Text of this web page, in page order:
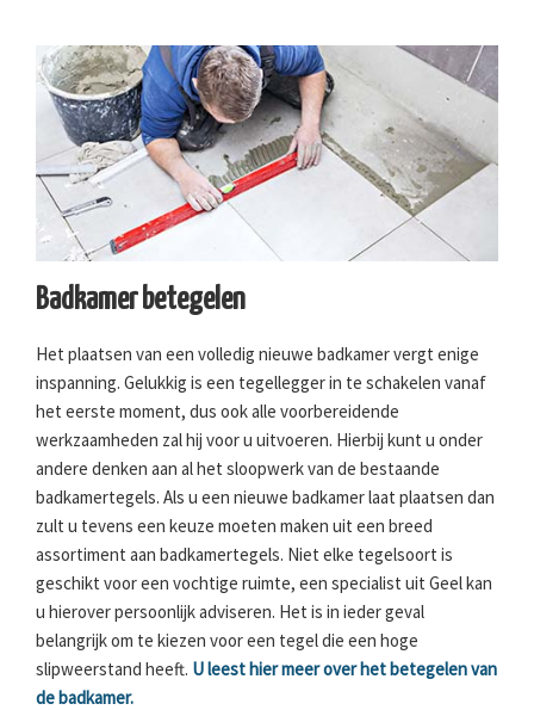
Badkamer betegelen
Het plaatsen van een volledig nieuwe badkamer vergt enige
inspanning. Gelukkig is een tegellegger in te schakelen vanaf
het eerste moment, dus ook alle voorbereidende
werkzaamheden zal hij voor u uitvoeren. Hierbij kunt u onder
andere denken aan al het sloopwerk van de bestaande
badkamertegels. Als u een nieuwe badkamer laat plaatsen dan
zult u tevens een keuze moeten maken uit een breed
assortiment aan badkamertegels. Niet elke tegelsoort is
geschikt voor een vochtige ruimte, een specialist uit Geel kan
u hierover persoonlijk adviseren. Het is in ieder geval
belangrijk om te kiezen voor een tegel die een hoge
slipweerstand heeft. U leest hier meer over het betegelen van
de badkamer.